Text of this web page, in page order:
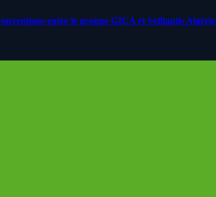
entre le groupe GICA et Setllantis Algérie